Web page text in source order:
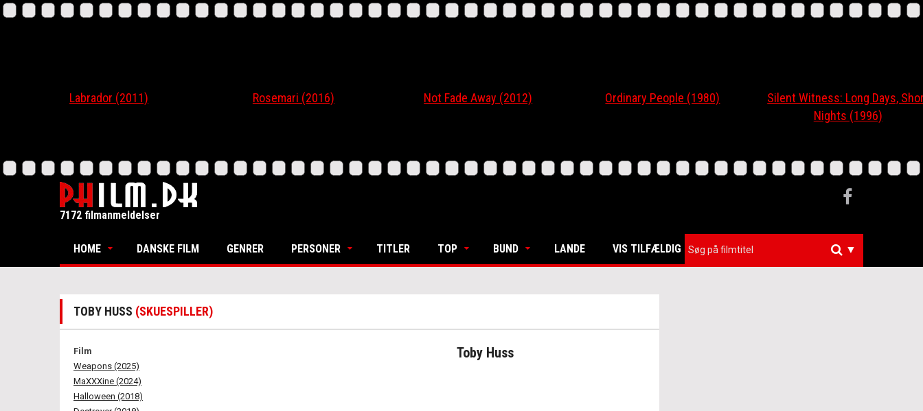
Labrador (2011) Rosemari (2016) Not Fade Away (2012) Ordinary People (1980)
Silent Witness: Long Days, Short
Nights (1996)
7172 filmanmeldelser
HOME DANSKE FILM GENRER PERSONER TITLER TOP BUND LANDE VIS TILFÆLDIG ▼
TOBY HUSS (SKUESPILLER)
Toby Huss
Film
Weapons (2025)
MaXXXine (2024)
Halloween (2018)